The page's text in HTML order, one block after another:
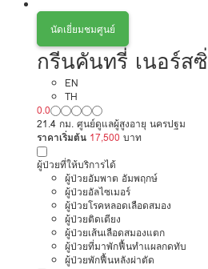
นัดเยี่ยมชมศูนย์
กรีนคันทรี่ เนอร์ส
EN
TH
0.0
21.4 กม. ศูนย์ดูแลผู้สูงอายุ นครปฐม
ราคาเริ่มต้น 17,500 บาท
ผู้ป่วยที่ให้บริการได้
ผู้ป่วยอัมพาต อัมพฤกษ์
ผู้ป่วยอัลไซเมอร์
ผู้ป่วยโรคหลอดเลือดสมอง
ผู้ป่วยติดเตียง
ผู้ป่วยเส้นเลือดสมองแตก
ผู้ป่วยที่มาพักฟื้นทำแผลกดทับ
ผู้ป่วยพักฟื้นหลังผ่าตัด